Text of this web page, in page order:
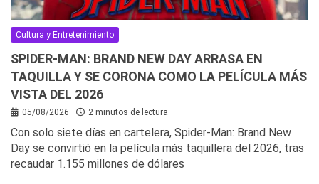
Cultura y Entretenimiento
SPIDER-MAN: BRAND NEW DAY ARRASA EN
TAQUILLA Y SE CORONA COMO LA PELÍCULA MÁS
VISTA DEL 2026
05/08/2026 2 minutos de lectura
Con solo siete días en cartelera, Spider-Man: Brand New
Day se convirtió en la película más taquillera del 2026, tras
recaudar 1.155 millones de dólares